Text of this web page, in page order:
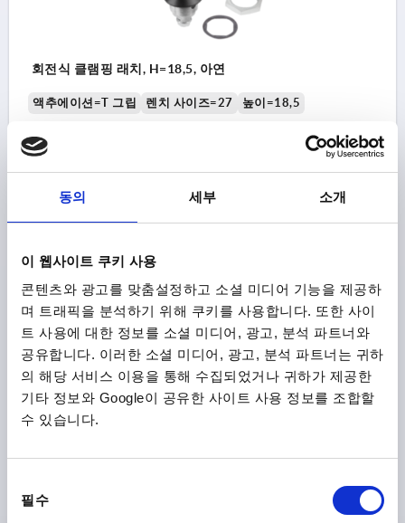
동의 세부 소개
이 웹사이트 쿠키 사용
콘텐츠와 광고를 맞춤설정하고 소셜 미디어 기능을 제공하
며 트래픽을 분석하기 위해 쿠키를 사용합니다. 또한 사이
트 사용에 대한 정보를 소셜 미디어, 광고, 분석 파트너와
공유합니다. 이러한 소셜 미디어, 광고, 분석 파트너는 귀하
의 해당 서비스 이용을 통해 수집되었거나 귀하가 제공한
기타 정보와 Google이 공유한 사이트 사용 정보를 조합할
수 있습니다.
필수
회전식 클램핑 래치, H=18,5, 아연
액추에이션=T 그립 렌치 사이즈=27 높이=18,5
₩18,130
부가세 별도
배송비 별도
K0526
회전식 클램핑 래치, 동일, H=18,5, 아연
₩22,690